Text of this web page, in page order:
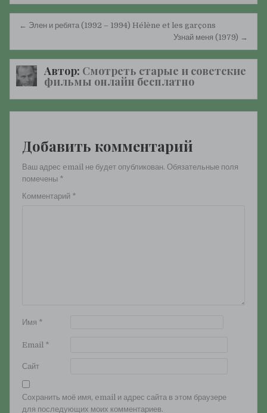
Навигация
записям
← Элен и ребята (1992 – 1994) Hélène et les garçons
Узнай меня (1979) →
Автор: Смотреть старые и советские
фильмы онлайн бесплатно
Добавить комментарий
Ваш адрес email не будет опубликован. Обязательные поля
помечены *
Комментарий *
Имя *
Email *
Сайт
Сохранить моё имя, email и адрес сайта в этом браузере
для последующих моих комментариев.